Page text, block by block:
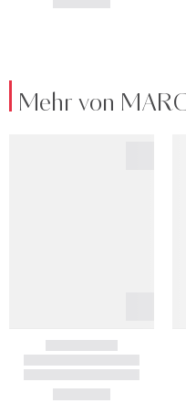
Mehr von